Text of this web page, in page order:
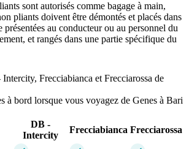
sont autorisés comme bagage à main,
pliants doivent être démontés et placés dans
présentées au conducteur ou au personnel du
et rangés dans une partie spécifique du
Frecciabianca et Frecciarossa de
à bord lorsque vous voyagez de Genes à Bari
DB -
Intercity
Frecciabianca Frecciarossa